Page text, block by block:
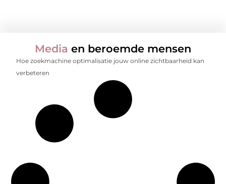
Media en beroemde mensen
Hoe zoekmachine optimalisatie jouw online zichtbaarheid kan
verbeteren